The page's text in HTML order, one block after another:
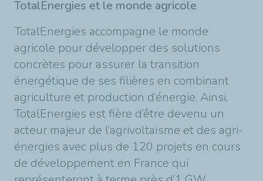
TotalEnergies et le monde agricole
TotalEnergies accompagne le monde
agricole pour développer des solutions
concrètes pour assurer la transition
énergétique de ses filières en combinant
agriculture et production d’énergie. Ainsi,
TotalEnergies est fière d’être devenu un
acteur majeur de l’agrivoltaïsme et des agri-
énergies avec plus de 120 projets en cours
de développement en France qui